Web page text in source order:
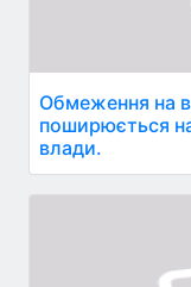
Обмеження на
поширюється
влади.